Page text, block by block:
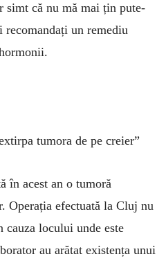
simt că nu mă mai țin pu­te­
un remediu
tumora de pe creier”
în acest an o tumoră
Operația efectuată la Cluj nu
cauza locului unde este
au arătat exis­tența unui